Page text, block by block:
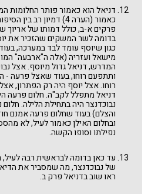
תזריע-מצורע
שמיני
צו
ויקרא
ויקהל-פקודי
כי תשא
תצוה
תרומה
משפטים
יתרו
בשלח
בא
וארא
שמות
ויחי
וישב
וישלח
ויצא
דניאל הוא כאמור פותר החלומות
כאמור (הערה 4) דמיון רב
פרקים א-ב, כולל דמותו של אריוך
בדומה לשר המשקים שהזכיר את
כגון שיוסף עומד לבד במערכה,
מישאל ועזריה (אלה ה"ארבעה"
המדרש, דניאל גדול מיוסף. אצל
ותתפעם רוחו, בעוד שאצל פרעה -
רוחו. אצל יוסף היה רק הפתרון,
דניאל מתפלל לקב"ה. חלום פרעה
נבוכדנצר היה בתחילת הלילה. חלום
והצלם) בעוד שחלום פרעה אמנם
ובחלום האילן כאמור לעיל, לא
נפילתו וסופו הקשה.
עד כאן בדומה לבראשית רבה
של נבוכדנצר, מה שמסביר את
ראו שוב בדניאל פרק ב.